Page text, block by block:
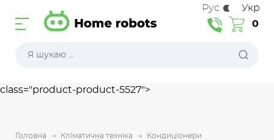
class="product-product-5527">
0
Рус Укр
Головна Кліматична техніка Кондиціонери